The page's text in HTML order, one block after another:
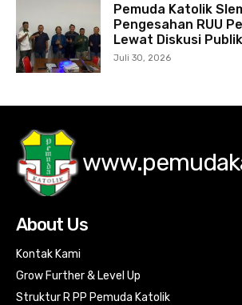
Pemuda Katolik
Pengesahan RUU
Lewat Diskusi Publik
Juli 30, 2026
About Us
Kontak Kami
Grow Further & Level Up
Struktur R PP Pemuda Katolik